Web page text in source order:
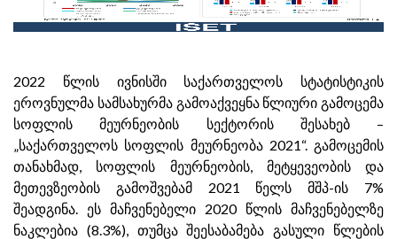
2022 წლის ივნისში საქართველოს სტატისტიკის
ეროვნულმა სამსახურმა გამოაქვეყნა წლიური გამოცემა
სოფლის მეურნეობის სექტორის შესახებ –
„საქართველოს სოფლის მეურნეობა 2021“. გამოცემის
თანახმად, სოფლის მეურნეობის, მეტყევეობის და
მეთევზეობის გამოშვებამ 2021 წელს მშპ-ის 7%
შეადგინა. ეს მაჩვენებელი 2020 წლის მაჩვენებელზე
ნაკლებია (8.3%), თუმცა შეესაბამება გასული წლების